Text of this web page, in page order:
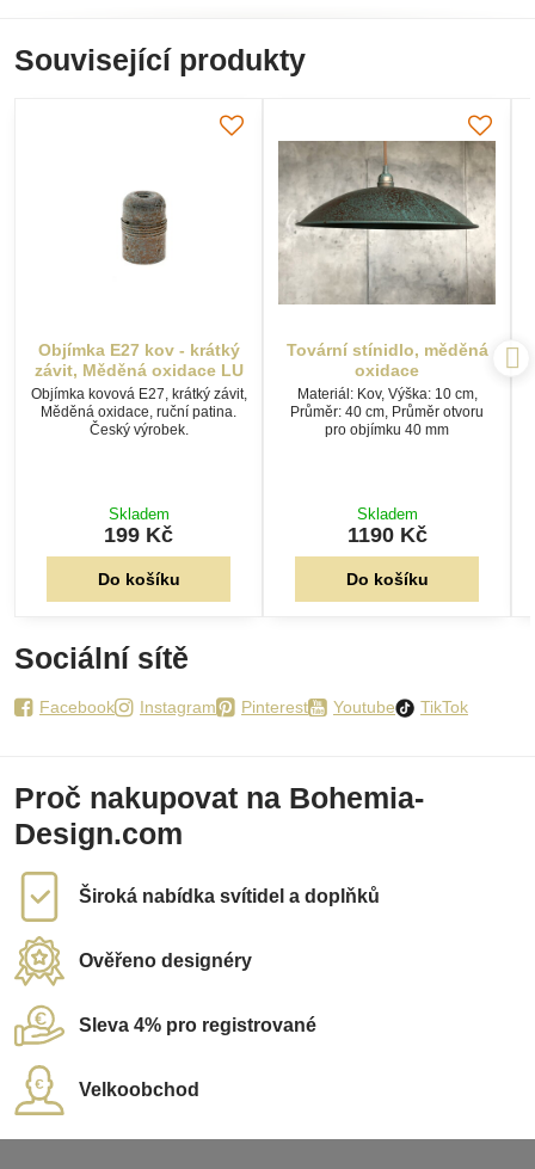
Související produkty
Objímka E27 kov - krátký
závit, Měděná oxidace LU
Objímka kovová E27, krátký závit,
Měděná oxidace, ruční patina.
Český výrobek.
Skladem
199 Kč
Do košíku
Tovární stínidlo, měděná
oxidace
Materiál: Kov, Výška: 10 cm,
Průměr: 40 cm, Průměr otvoru
pro objímku 40 mm
Skladem
1190 Kč
Do košíku
Sociální sítě
Facebook Instagram Pinterest Youtube TikTok
Proč nakupovat na Bohemia-
Design.com
Široká nabídka svítidel a doplňků
Ověřeno designéry
Sleva 4% pro registrované
Velkoobchod